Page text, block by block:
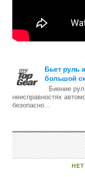
Бьет руль
большой
Биение
неисправностях
безопасно...